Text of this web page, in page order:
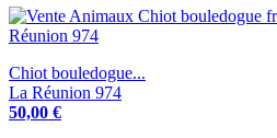
Chiot bouledogue...
La Réunion 974
50,00 €